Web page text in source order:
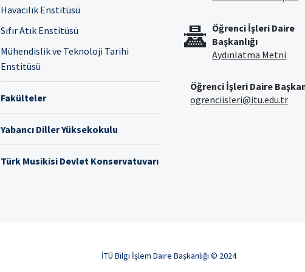
Havacılık Enstitüsü
Sıfır Atık Enstitüsü
Mühendislik ve Teknoloji Tarihi
Enstitüsü
Fakülteler
Yabancı Diller Yüksekokulu
Türk Musikisi Devlet Konservatuvarı
Öğrenci İşleri Daire
Başkanlığı
Aydınlatma Metni
Öğrenci İşleri Daire
ogrenciisleri@itu.edu.tr
İTÜ Bilgi İşlem Daire Başkanlığı © 2024